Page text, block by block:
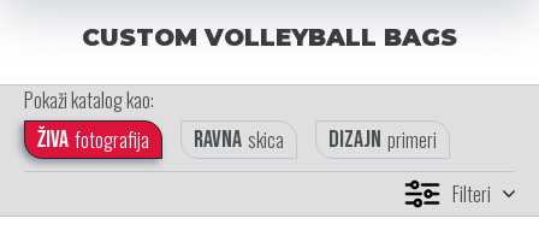
CUSTOM VOLLEYBALL BAGS
Pokaži katalog kao:
Živa fotografija Ravna skica Dizajn primeri
Filteri